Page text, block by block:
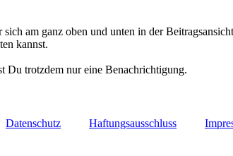
am ganz oben und unten in der
kannst.
Du trotzdem nur eine Benachrichtigung.
Datenschutz Haftungsausschluss